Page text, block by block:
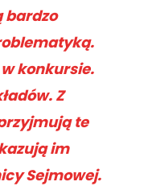
bardzo
konkursie.
Z
te
im
Sejmowej.